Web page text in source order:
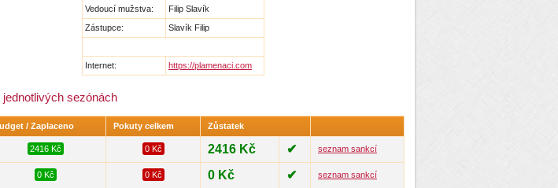
Vedoucí mužstva:
Filip Slavík
Zástupce:
Slavík Filip
Internet: https://plamenaci.com
sezónách
/ Zaplaceno Pokuty celkem Zůstatek
2416 Kč 0 Kč 2416 Kč ✔ seznam sankcí
0 Kč 0 Kč 0 Kč ✔ seznam sankcí